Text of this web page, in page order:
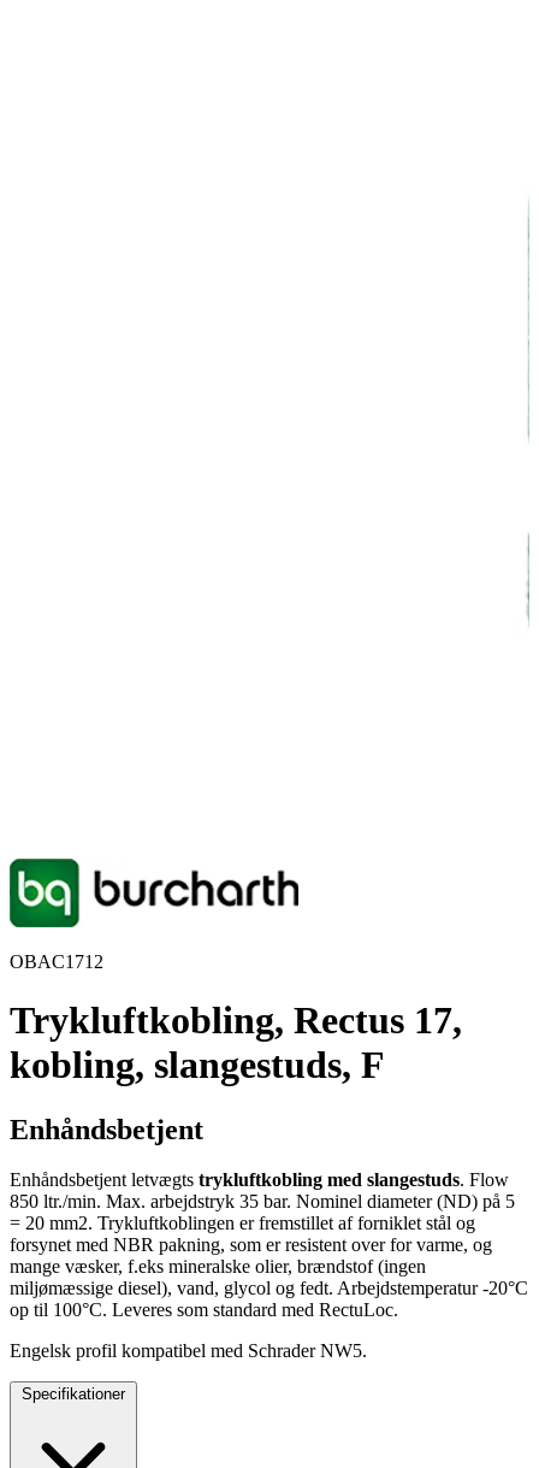
OBAC1712
Trykluftkobling, Rectus 17,
kobling, slangestuds, F
Enhåndsbetjent
Enhåndsbetjent letvægts trykluftkobling med slangestuds. Flow
850 ltr./min. Max. arbejdstryk 35 bar. Nominel diameter (ND) på 5
= 20 mm2. Trykluftkoblingen er fremstillet af forniklet stål og
forsynet med NBR pakning, som er resistent over for varme, og
mange væsker, f.eks mineralske olier, brændstof (ingen
miljømæssige diesel), vand, glycol og fedt. Arbejdstemperatur -20°C
op til 100°C. Leveres som standard med RectuLoc.
Engelsk profil kompatibel med Schrader NW5.
Specifikationer